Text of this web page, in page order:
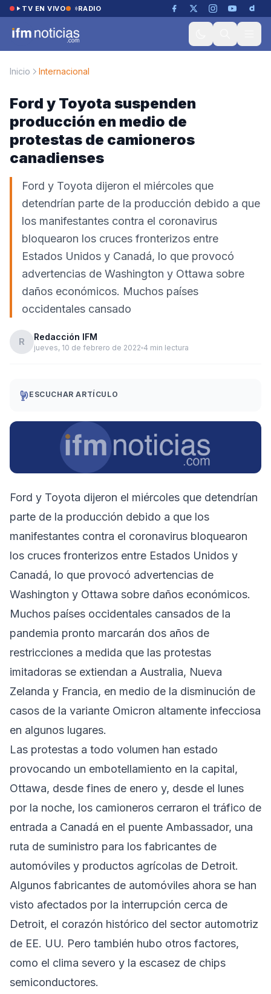
Saltar al contenido
TV EN VIVO RADIO
Inicio Internacional
Ford y Toyota suspenden
producción en medio de
protestas de camioneros
canadienses
Ford y Toyota dijeron el miércoles que
detendrían parte de la producción debido a que
los manifestantes contra el coronavirus
bloquearon los cruces fronterizos entre
Estados Unidos y Canadá, lo que provocó
advertencias de Washington y Ottawa sobre
daños económicos. Muchos países
occidentales cansado
R Redacción IFM
jueves, 10 de febrero de 2022 4 min lectura
ESCUCHAR ARTÍCULO
Ford y Toyota dijeron el miércoles que detendrían
parte de la producción debido a que los
manifestantes contra el coronavirus bloquearon
los cruces fronterizos entre Estados Unidos y
Canadá, lo que provocó advertencias de
Washington y Ottawa sobre daños económicos.
Muchos países occidentales cansados ​​​​de la
pandemia pronto marcarán dos años de
restricciones a medida que las protestas
imitadoras se extiendan a Australia, Nueva
Zelanda y Francia, en medio de la disminución de
casos de la variante Omicron altamente infecciosa
en algunos lugares.
Las protestas a todo volumen han estado
provocando un embotellamiento en la capital,
Ottawa, desde fines de enero y, desde el lunes
por la noche, los camioneros cerraron el tráfico de
entrada a Canadá en el puente Ambassador, una
ruta de suministro para los fabricantes de
automóviles y productos agrícolas de Detroit.
Algunos fabricantes de automóviles ahora se han
visto afectados por la interrupción cerca de
Detroit, el corazón histórico del sector automotriz
de EE. UU. Pero también hubo otros factores,
como el clima severo y la escasez de chips
semiconductores.